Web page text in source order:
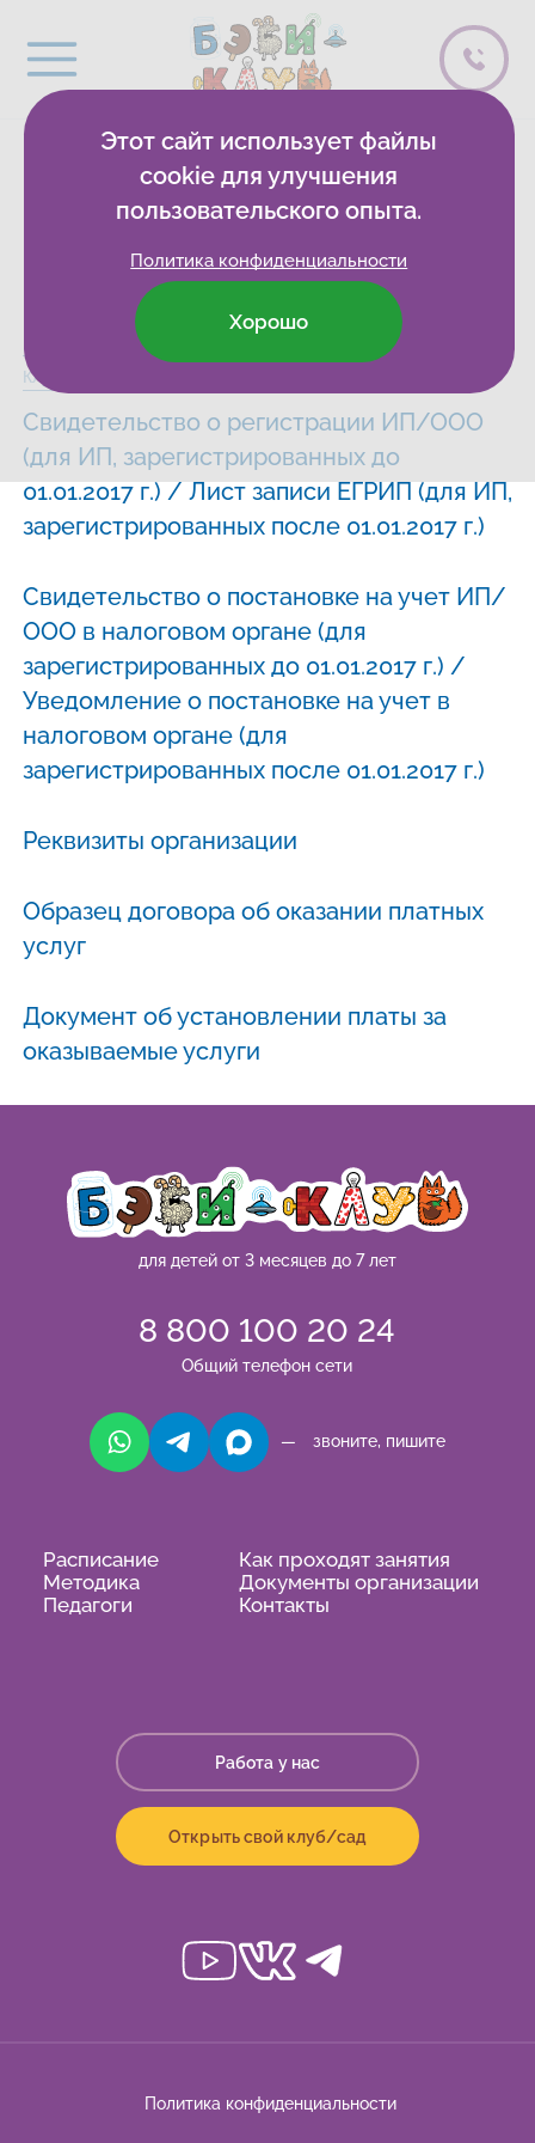
Документы
организации
Развивающие клубы
Ульяновск
Клуб на Львовском бульваре
Свидетельство о регистрации ИП/ООО
(для ИП, зарегистрированных до
01.01.2017 г.) / Лист записи ЕГРИП (для ИП,
зарегистрированных после 01.01.2017 г.)
Свидетельство о постановке на учет ИП/
ООО в налоговом органе (для
зарегистрированных до 01.01.2017 г.) /
Уведомление о постановке на учет в
налоговом органе (для
зарегистрированных после 01.01.2017 г.)
Реквизиты организации
Образец договора об оказании платных
услуг
Документ об установлении платы за
оказываемые услуги
для детей от 3 месяцев до 7 лет
8 800 100 20 24
Общий телефон сети
— звоните, пишите
Расписание
Методика
Педагоги
Как проходят занятия
Документы организации
Контакты
Работа у нас
Открыть свой клуб/сад
Политика конфиденциальности
Этот сайт использует файлы
cookie для улучшения
пользовательского опыта.
Политика конфиденциальности
Хорошо